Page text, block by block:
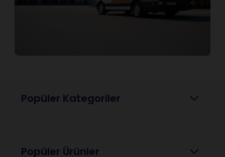
Popüler Kategoriler
Popüler Ürünler